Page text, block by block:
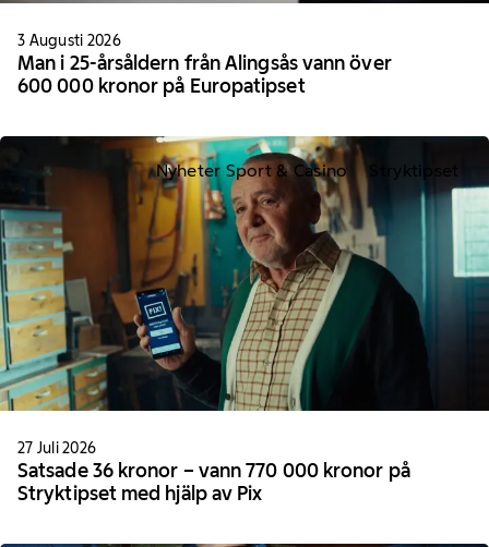
3 Augusti 2026
Man i 25-årsåldern från Alingsås vann över
600 000 kronor på Europatipset
Nyheter Sport & Casino Stryktipset
27 Juli 2026
Satsade 36 kronor – vann 770 000 kronor på
Stryktipset med hjälp av Pix